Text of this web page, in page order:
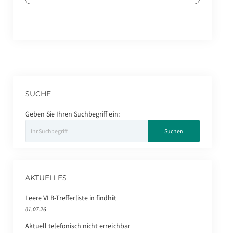
SUCHE
Geben Sie Ihren Suchbegriff ein:
AKTUELLES
Leere VLB-Trefferliste in findhit
01.07.26
Aktuell telefonisch nicht erreichbar